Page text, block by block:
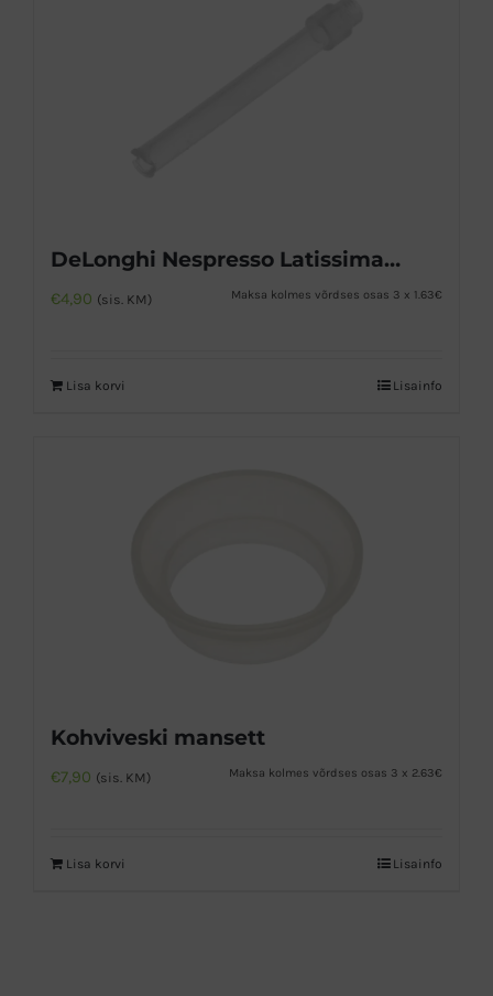
DeLonghi Nespresso Latissima piimakannu voolik
€4,90 (sis. KM) Maksa kolmes võrdses osas 3 x 1.63€
Lisa korvi Lisainfo
Kohviveski mansett
€7,90 (sis. KM) Maksa kolmes võrdses osas 3 x 2.63€
Lisa korvi Lisainfo